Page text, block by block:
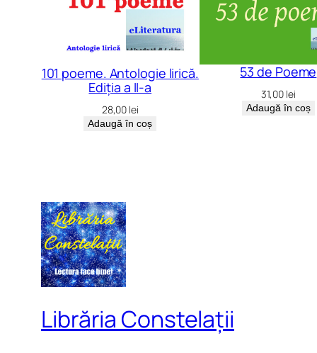
101 poeme. Antologie lirică.
Ediția a II-a
28,00 lei
Adaugă în coș
53 de Poeme
31,00 lei
Adaugă în coș
Librăria Constelații